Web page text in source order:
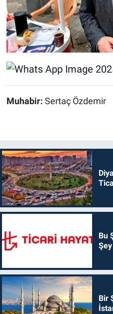
Muhabir: Sertaç Özdemir
Bu
Bir